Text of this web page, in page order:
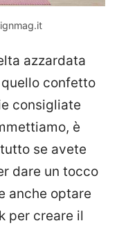
azzardata
quello confetto
consigliate
è
se avete
dare un tocco
anche optare
per creare il